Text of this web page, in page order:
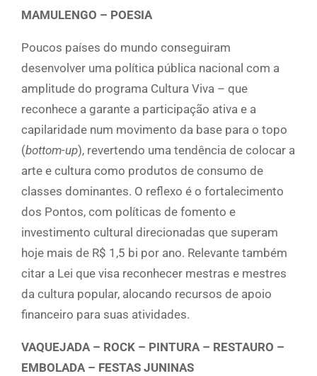
MAMULENGO – POESIA
Poucos países do mundo conseguiram
desenvolver uma política pública nacional com a
amplitude do programa Cultura Viva – que
reconhece a garante a participação ativa e a
capilaridade num movimento da base para o topo
(bottom-up), revertendo uma tendência de colocar a
arte e cultura como produtos de consumo de
classes dominantes. O reflexo é o fortalecimento
dos Pontos, com políticas de fomento e
investimento cultural direcionadas que superam
hoje mais de R$ 1,5 bi por ano. Relevante também
citar a Lei que visa reconhecer mestras e mestres
da cultura popular, alocando recursos de apoio
financeiro para suas atividades.
VAQUEJADA – ROCK – PINTURA – RESTAURO –
EMBOLADA – FESTAS JUNINAS